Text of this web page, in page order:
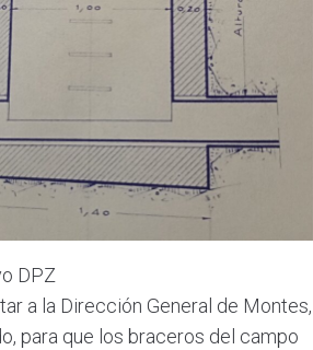
DPZ
la Dirección General de Montes,
para que los braceros del campo